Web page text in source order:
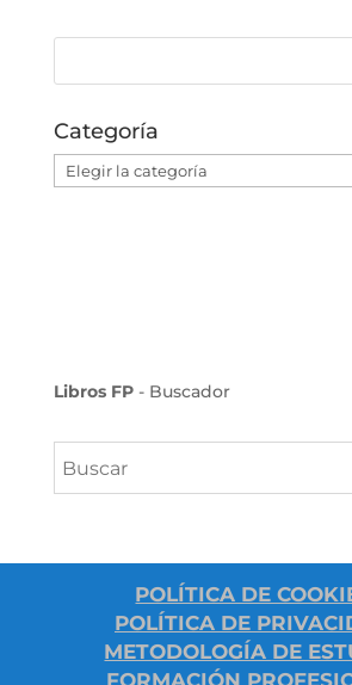
Categoría
Categoría
Libros FP- Buscador
POLÍTICA DE
POLÍTICA DE
METODOLOGÍA DE